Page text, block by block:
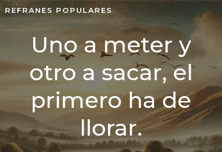
REFRANES POPULARES
Uno a meter y
otro a sacar, el
primero ha de
llorar.